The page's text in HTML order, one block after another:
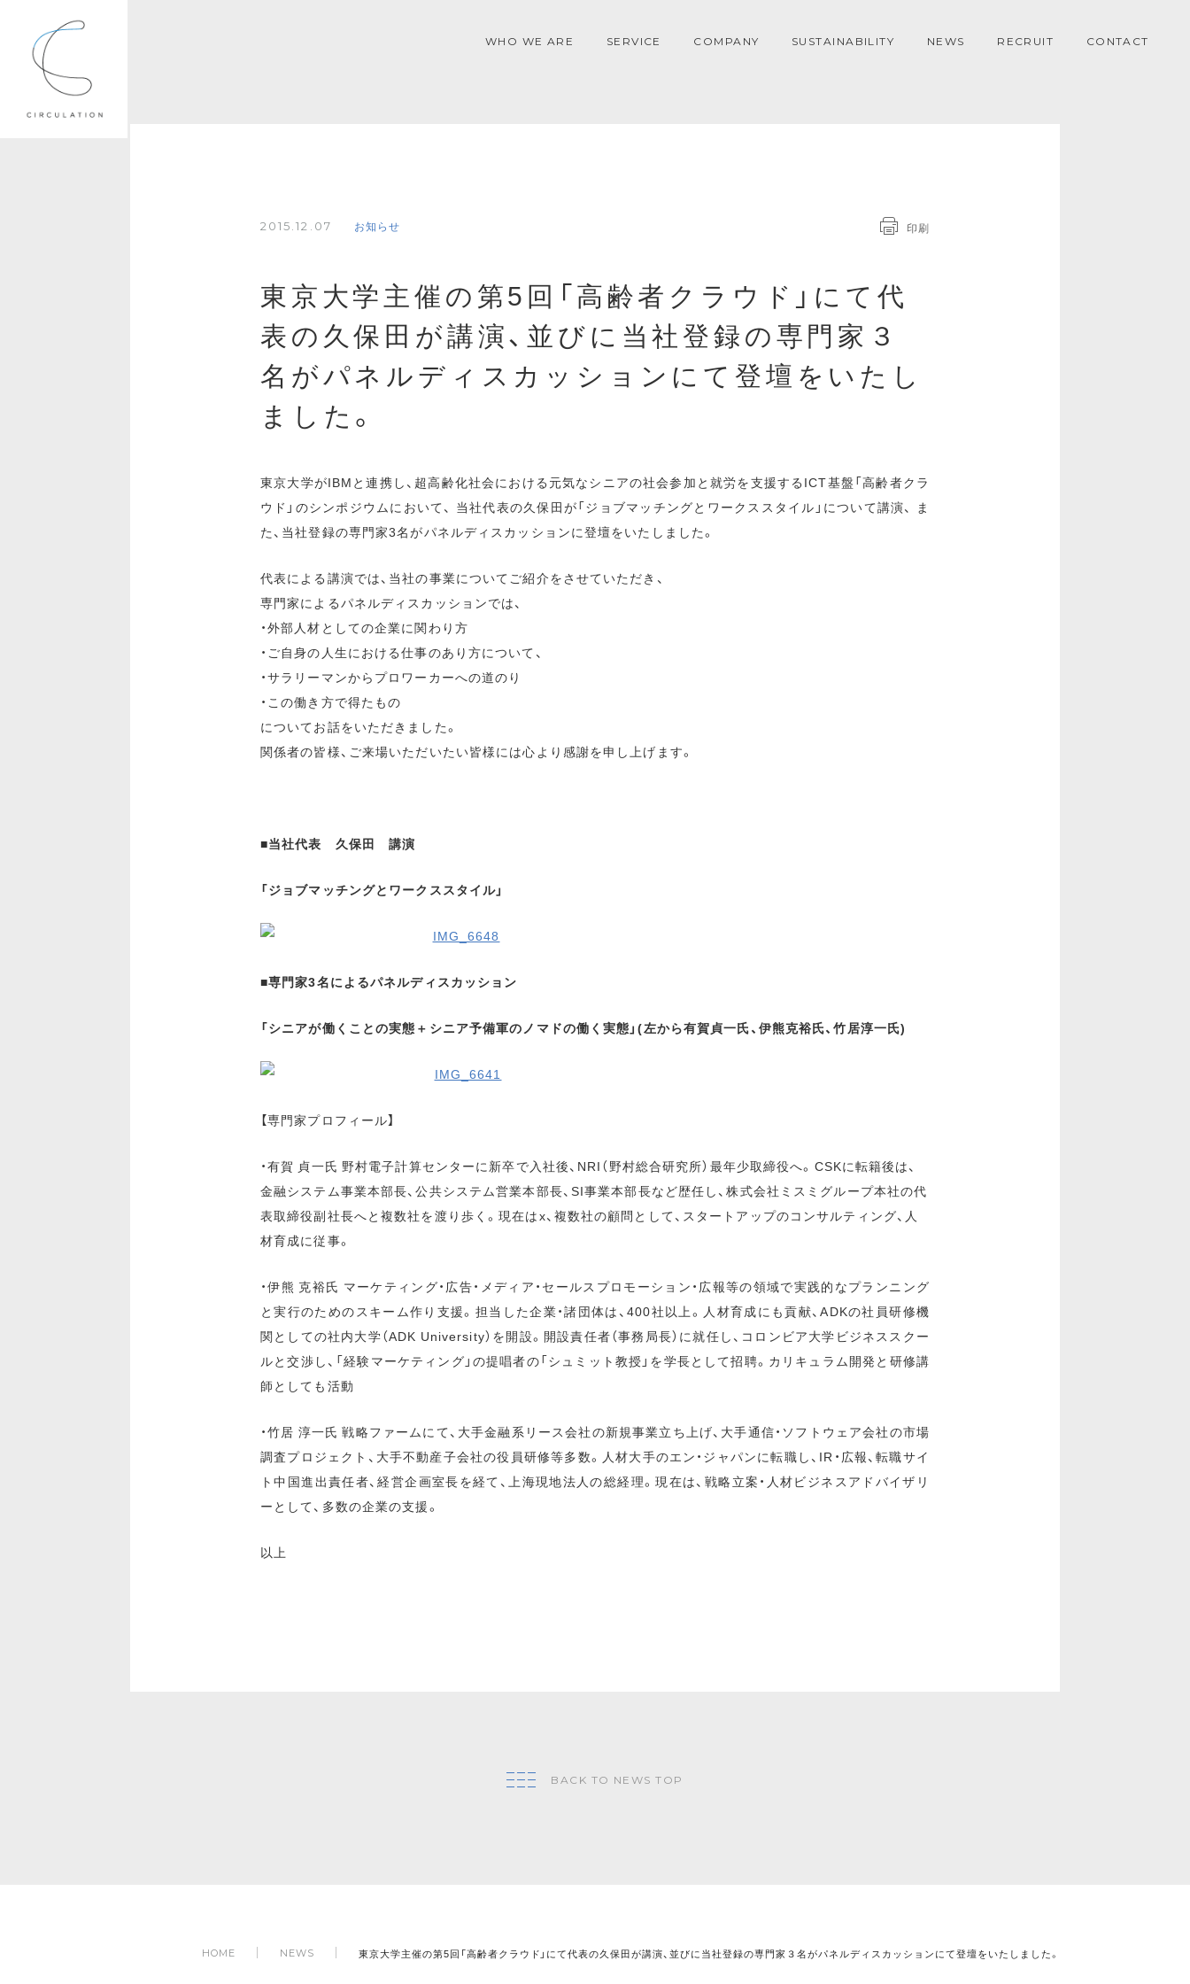
WHO WE ARE SERVICE COMPANY SUSTAINABILITY NEWS RECRUIT CONTACT
2015.12.07 お知らせ 印刷
東京大学主催の第5回「高齢者クラウド」にて代
表の久保田が講演、並びに当社登録の専門家３
名がパネルディスカッションにて登壇をいたし
ました。
東京大学がIBMと連携し、超高齢化社会における元気なシニアの社会参加と就労を支援するICT基盤「高齢者クラ
ウド」のシンポジウムにおいて、 当社代表の久保田が「ジョブマッチングとワークススタイル」について講演、 ま
た、当社登録の専門家3名がパネルディスカッションに登壇をいたしました。
代表による講演では、当社の事業についてご紹介をさせていただき、
専門家によるパネルディスカッションでは、
・外部人材としての企業に関わり方
・ご自身の人生における仕事のあり方について、
・サラリーマンからプロワーカーへの道のり
・この働き方で得たもの
についてお話をいただきました。
関係者の皆様、ご来場いただいたい皆様には心より感謝を申し上げます。
■当社代表 久保田 講演
「ジョブマッチングとワークススタイル」
■専門家3名によるパネルディスカッション
「シニアが働くことの実態＋シニア予備軍のノマドの働く実態」(左から有賀貞一氏、伊熊克裕氏、竹居淳一氏)
【専門家プロフィール】
・有賀 貞一氏 野村電子計算センターに新卒で入社後、NRI（野村総合研究所）最年少取締役へ。CSKに転籍後は、
金融システム事業本部長、公共システム営業本部長、SI事業本部長など歴任し、株式会社ミスミグループ本社の代
表取締役副社長へと複数社を渡り歩く。現在はx、複数社の顧問として、スタートアップのコンサルティング、人
材育成に従事。
・伊熊 克裕氏 マーケティング・広告・メディア・セールスプロモーション・広報等の領域で実践的なプランニング
と実行のためのスキーム作り支援。担当した企業・諸団体は、400社以上。人材育成にも貢献、ADKの社員研修機
関としての社内大学（ADK University）を開設。開設責任者（事務局長）に就任し、コロンビア大学ビジネススクー
ルと交渉し、「経験マーケティング」の提唱者の「シュミット教授」を学長として招聘。カリキュラム開発と研修講
師としても活動
・竹居 淳一氏 戦略ファームにて、大手金融系リース会社の新規事業立ち上げ、大手通信・ソフトウェア会社の市場
調査プロジェクト、大手不動産子会社の役員研修等多数。人材大手のエン・ジャパンに転職し、IR・広報、転職サイ
ト中国進出責任者、経営企画室長を経て、上海現地法人の総経理。現在は、戦略立案・人材ビジネスアドバイザリ
ーとして、多数の企業の支援。
以上
BACK TO NEWS TOP
HOME NEWS 東京大学主催の第5回「高齢者クラウド」にて代表の久保田が講演、並びに当社登録の専門家３名がパネルディスカッションにて登壇をいたしました。